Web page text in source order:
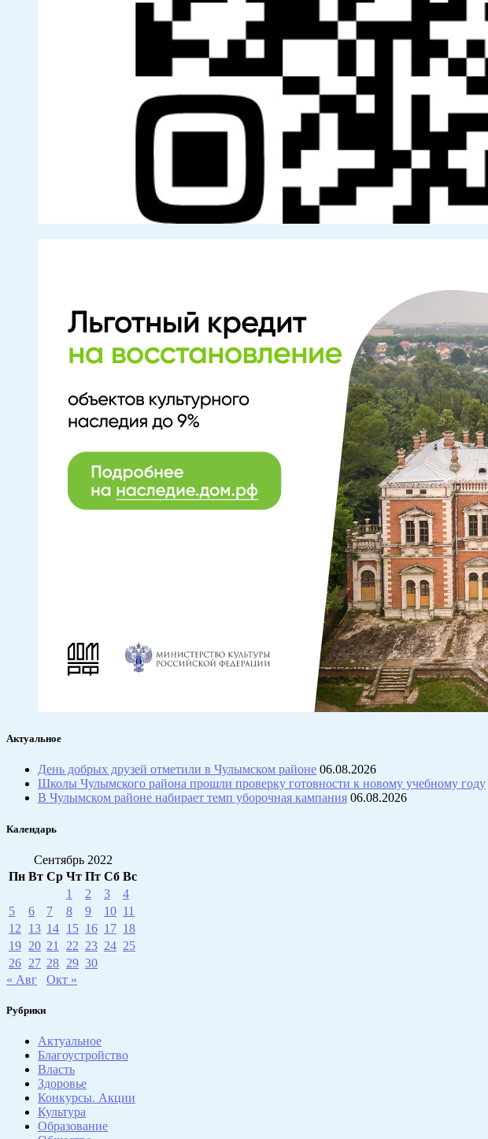
Актуальное
День добрых друзей отметили в Чулымском районе 06.08.2026
Школы Чулымского района прошли проверку готовности к новому учебному году
В Чулымском районе набирает темп уборочная кампания 06.08.2026
Календарь
Сентябрь 2022
Пн Вт Ср Чт Пт Сб Вс
1
2 3
4
5
6 7 8 9 10 11
12
13 14 15 16 17 18
19 20 21 22 23 24 25
26 27 28 29 30
« Авг
Окт »
Рубрики
Актуальное
Благоустройство
Власть
Здоровье
Конкурсы. Акции
Культура
Образование